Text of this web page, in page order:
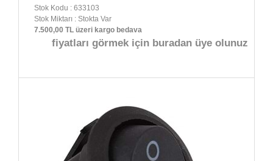
Stok Kodu : 633103
Stok Miktarı : Stokta Var
7.500,00 TL üzeri kargo bedava
fiyatları görmek için buradan üye olunuz